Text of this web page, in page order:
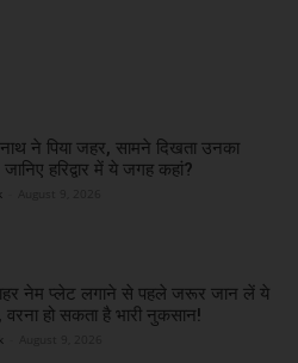
ने पिया जहर, सामने दिखता उनका
हरिद्वार में ये जगह कहां?
नेम प्लेट लगाने से पहले जरूर जान लें ये
वरना हो सकता है भारी नुकसान!